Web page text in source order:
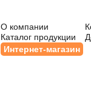
О компании
Каталог продукции
Интернет-магазин